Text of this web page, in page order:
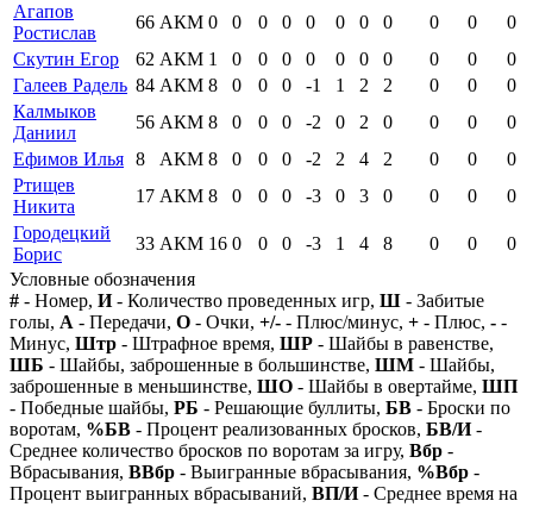
Агапов
Ростислав
66 АКМ 0 0 0 0 0 0 0 0 0 0
0
Скутин Егор
62 АКМ 1 0 0 0 0 0 0 0 0 0
0
Галеев Радель 84 АКМ 8 0 0 0 -1 1 2 2 0 0
0
Калмыков
Даниил
56 АКМ 8 0 0 0 -2 0 2 0 0 0
0
Ефимов Илья 8 АКМ 8 0 0 0 -2 2 4 2 0 0
0
Ртищев
Никита
17 АКМ 8 0 0 0 -3 0 3 0 0 0
0
Городецкий
Борис
33 АКМ 16 0 0 0 -3 1 4 8 0 0
0
Условные обозначения
# - Номер, И- Количество проведенных игр, Ш - Забитые
голы, А - Передачи, О - Очки, +/- - Плюс/минус, + - Плюс, - -
Минус, Штр - Штрафное время, ШР - Шайбы в равенстве,
ШБ - Шайбы, заброшенные в большинстве, ШМ - Шайбы,
заброшенные в меньшинстве, ШО - Шайбы в овертайме, ШП
- Победные шайбы, РБ - Решающие буллиты, БВ - Броски по
воротам, %БВ - Процент реализованных бросков, БВ/И-
Среднее количество бросков по воротам за игру, Вбр -
Вбрасывания, ВВбр - Выигранные вбрасывания, %Вбр -
Процент выигранных вбрасываний, ВП/И- Среднее время на